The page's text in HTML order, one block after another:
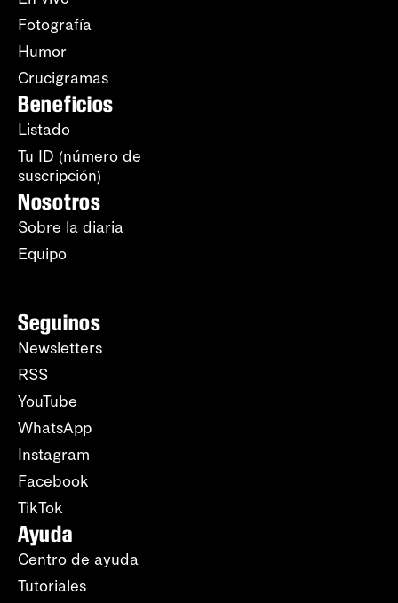
Fotografía
Humor
Crucigramas
Beneficios
Listado
Tu ID (número de
suscripción)
Nosotros
Sobre la diaria
Equipo
Seguinos
Newsletters
RSS
YouTube
WhatsApp
Instagram
Facebook
TikTok
Ayuda
Centro de ayuda
Tutoriales